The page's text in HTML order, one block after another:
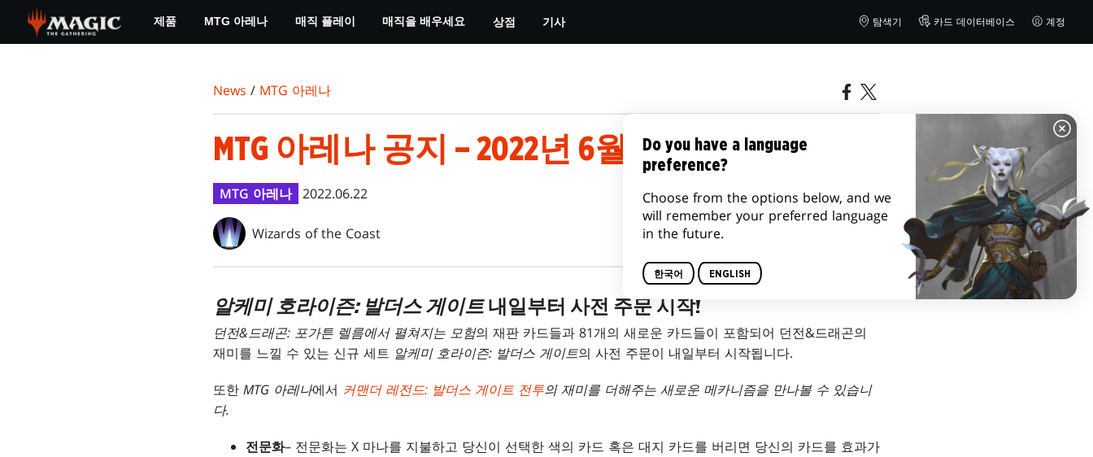
main
제품 MTG 아레나 매직 플레이 매직을 배우세요 상점 기사 탐색기 카드 데이터베이스 계정
News / MTG 아레나
MTG 아레나 공지 – 2022년 6월 22일
MTG 아레나 2022.06.22
Wizards of the Coast
알케미 호라이즌: 발더스 게이트내일부터 사전 주문 시작!
던전&드래곤: 포가튼 렐름에서 펼쳐지는 모험의 재판 카드들과 81개의 새로운 카드들이 포함되어 던전&드래곤의
재미를 느낄 수 있는 신규 세트 알케미 호라이즌: 발더스 게이트의 사전 주문이 내일부터 시작됩니다.
또한 MTG 아레나에서 커맨더 레전드: 발더스 게이트 전투의 재미를 더해주는 새로운 메카니즘을 만나볼 수 있습니
다.
전문화– 전문화는 X 마나를 지불하고 당신이 선택한 색의 카드 혹은 대지 카드를 버리면 당신의 카드를 효과가
Do you have a language
preference?
Choose from the options below, and we
will remember your preferred language
in the future.
한국어 ENGLISH